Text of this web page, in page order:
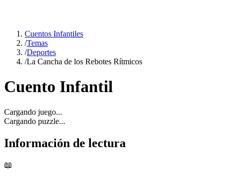
Cuentos Infantiles
/Temas
/Deportes
/La Cancha de los Rebotes Rítmicos
Cuento Infantil
Cargando juego...
Cargando puzzle...
Información de lectura
📖